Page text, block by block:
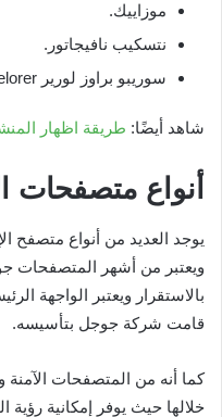
موزاييك.
نتسكيب نافيجاتور.
سوريبو براوز لورير Surebo Borwselorer.
شاهد أيضًا: طريقة اظهار
أنواع متصفحات
يوجد العديد من أنواع متصفح
بالاستقرار ويعتبر الواجهة
قامت شركة جوجل بتأسيسه.
كما أنه من المتصفحات الآمنة
خلالها حيث يوفر إمكانية رؤية